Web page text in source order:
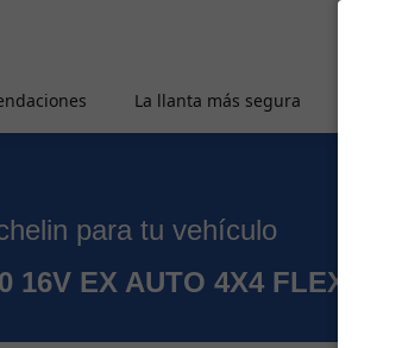
La llanta más segura
para tu vehículo
16V EX AUTO 4X4 FLEX 2014